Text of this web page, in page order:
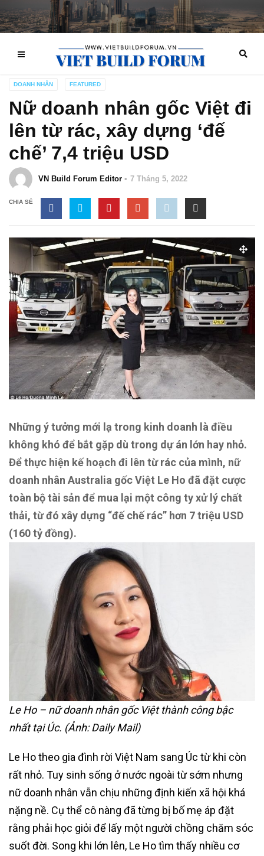
DOANH NHÂN FEATURED
Nữ doanh nhân gốc Việt đi
lên từ rác, xây dựng ‘đế
chế’ 7,4 triệu USD
VN Build Forum Editor 7 Tháng 5, 2022
CHIA SẺ
Những ý tưởng mới lạ trong kinh doanh là điều
không khó để bắt gặp dù trong dự án lớn hay nhỏ.
Để thực hiện kế hoạch đi lên từ rác của mình, nữ
doanh nhân Australia gốc Việt Le Ho đã đặt cược
toàn bộ tài sản để mua lại một công ty xử lý chất
thải, từ đó xây dựng “đế chế rác” hơn 7 triệu USD
(160 tỷ đồng).
Le Ho – nữ doanh nhân gốc Việt thành công bậc
nhất tại Úc. (Ảnh: Daily Mail)
Le Ho theo gia đình rời Việt Nam sang Úc từ khi còn
rất nhỏ. Tuy sinh sống ở nước ngoài từ sớm nhưng
nữ doanh nhân vẫn chịu những định kiến xã hội khá
nặng nề. Cụ thể cô nàng đã từng bị bố mẹ áp đặt
rằng phải học giỏi để lấy một người chồng chăm sóc
suốt đời. Song khi lớn lên, Le Ho tìm thấy nhiều cơ